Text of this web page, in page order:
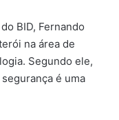
BID, Fernando
na área de
Segundo ele,
é uma